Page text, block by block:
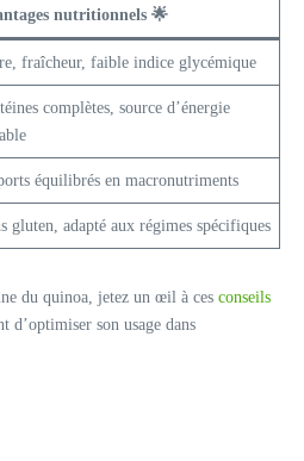
nutritionnels 🌟
fraîcheur, faible indice glycémique
complètes, source d’énergie
équilibrés en macronutriments
gluten, adapté aux régimes spécifiques
du quinoa, jetez un œil à ces conseils
d’optimiser son usage dans